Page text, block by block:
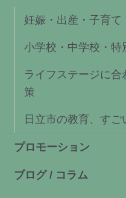
妊娠・出産・子育て
小学校・中学校・特
ライフステージに
策
日立市の教育、すご
プロモーション
ブログ / コラム